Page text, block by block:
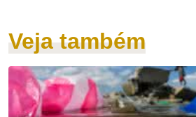
Veja também